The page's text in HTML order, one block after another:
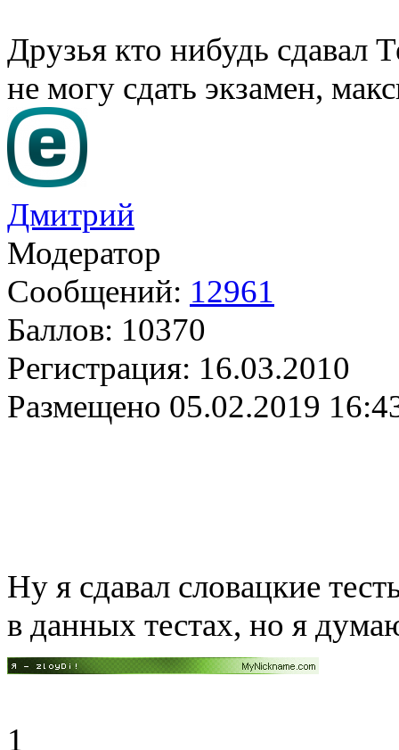
Друзья кто нибудь сдавал
не могу сдать экзамен,
Дмитрий
Модератор
Сообщений: 12961
Баллов: 10370
Регистрация: 16.03.2010
Размещено 05.02.2019
Ну я сдавал словацкие
в данных тестах, но я
1